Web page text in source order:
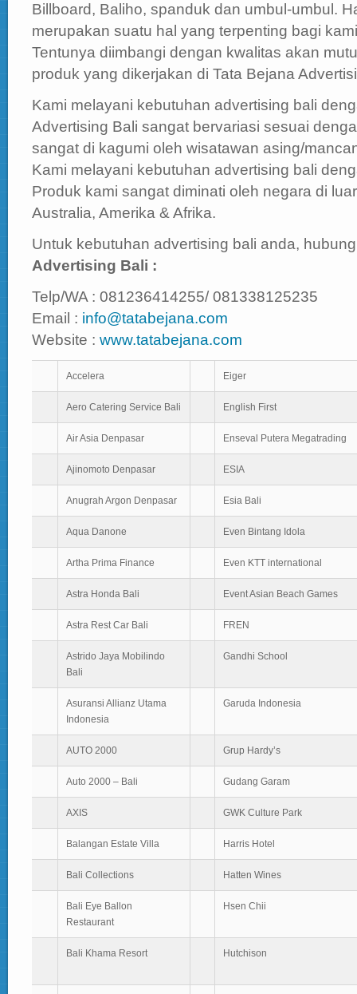
Billboard, Baliho, spanduk dan umbul-umbul.
merupakan suatu hal yang terpenting bagi
Tentunya diimbangi dengan kwalitas akan
produk yang dikerjakan di Tata Bejana
Kami melayani kebutuhan advertising bali
Advertising Bali sangat bervariasi sesuai
sangat di kagumi oleh wisatawan asing/
Kami melayani kebutuhan advertising bali
Produk kami sangat diminati oleh negara di
Australia, Amerika & Afrika.
Untuk kebutuhan advertising bali anda,
Advertising Bali :
Telp/WA : 081236414255/ 081338125235
Email : info@tatabejana.com
Website : www.tatabejana.com
Accelera Eiger
Aero Catering Service Bali English First
Air Asia Denpasar Enseval Putera Megatrading
Ajinomoto Denpasar ESIA
Anugrah Argon Denpasar Esia Bali
Aqua Danone Even Bintang Idola
Artha Prima Finance Even KTT international
Astra Honda Bali Event Asian Beach Games
Astra Rest Car Bali FREN
Astrido Jaya Mobilindo
Bali
Gandhi School
Asuransi Allianz Utama
Indonesia
Garuda Indonesia
AUTO 2000 Grup Hardy’s
Auto 2000 – Bali Gudang Garam
AXIS GWK Culture Park
Balangan Estate Villa Harris Hotel
Bali Collections Hatten Wines
Bali Eye Ballon
Restaurant
Hsen Chii
Bali Khama Resort Hutchison